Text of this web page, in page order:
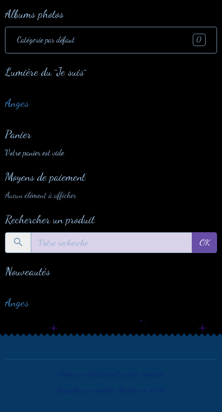
Albums photos
Catégorie par défaut 0
Lumière du ¨Je suis¨
Anges
Panier
Votre panier est vide
Moyens de paiement
Aucun élément à afficher
Rechercher un produit
OK
Nouveautés
Anges